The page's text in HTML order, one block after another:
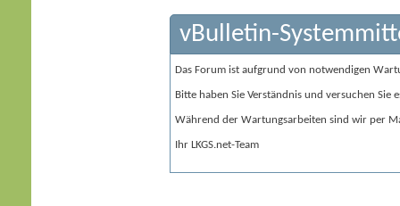
vBulletin-
Das Forum ist aufgrund von notwendigen
Bitte haben Sie Verständnis und versuchen Sie
Während der Wartungsarbeiten sind wir per
Ihr LKGS.net-Team